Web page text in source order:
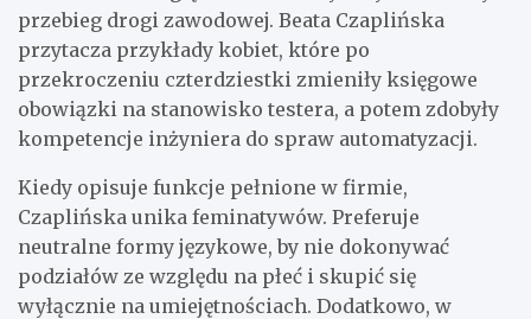
przebieg drogi zawodowej. Beata Czaplińska
przytacza przykłady kobiet, które po
przekroczeniu czterdziestki zmieniły księgowe
obowiązki na stanowisko testera, a potem zdobyły
kompetencje inżyniera do spraw automatyzacji.
Kiedy opisuje funkcje pełnione w firmie,
Czaplińska unika feminatywów. Preferuje
neutralne formy językowe, by nie dokonywać
podziałów ze względu na płeć i skupić się
wyłącznie na umiejętnościach. Dodatkowo, w